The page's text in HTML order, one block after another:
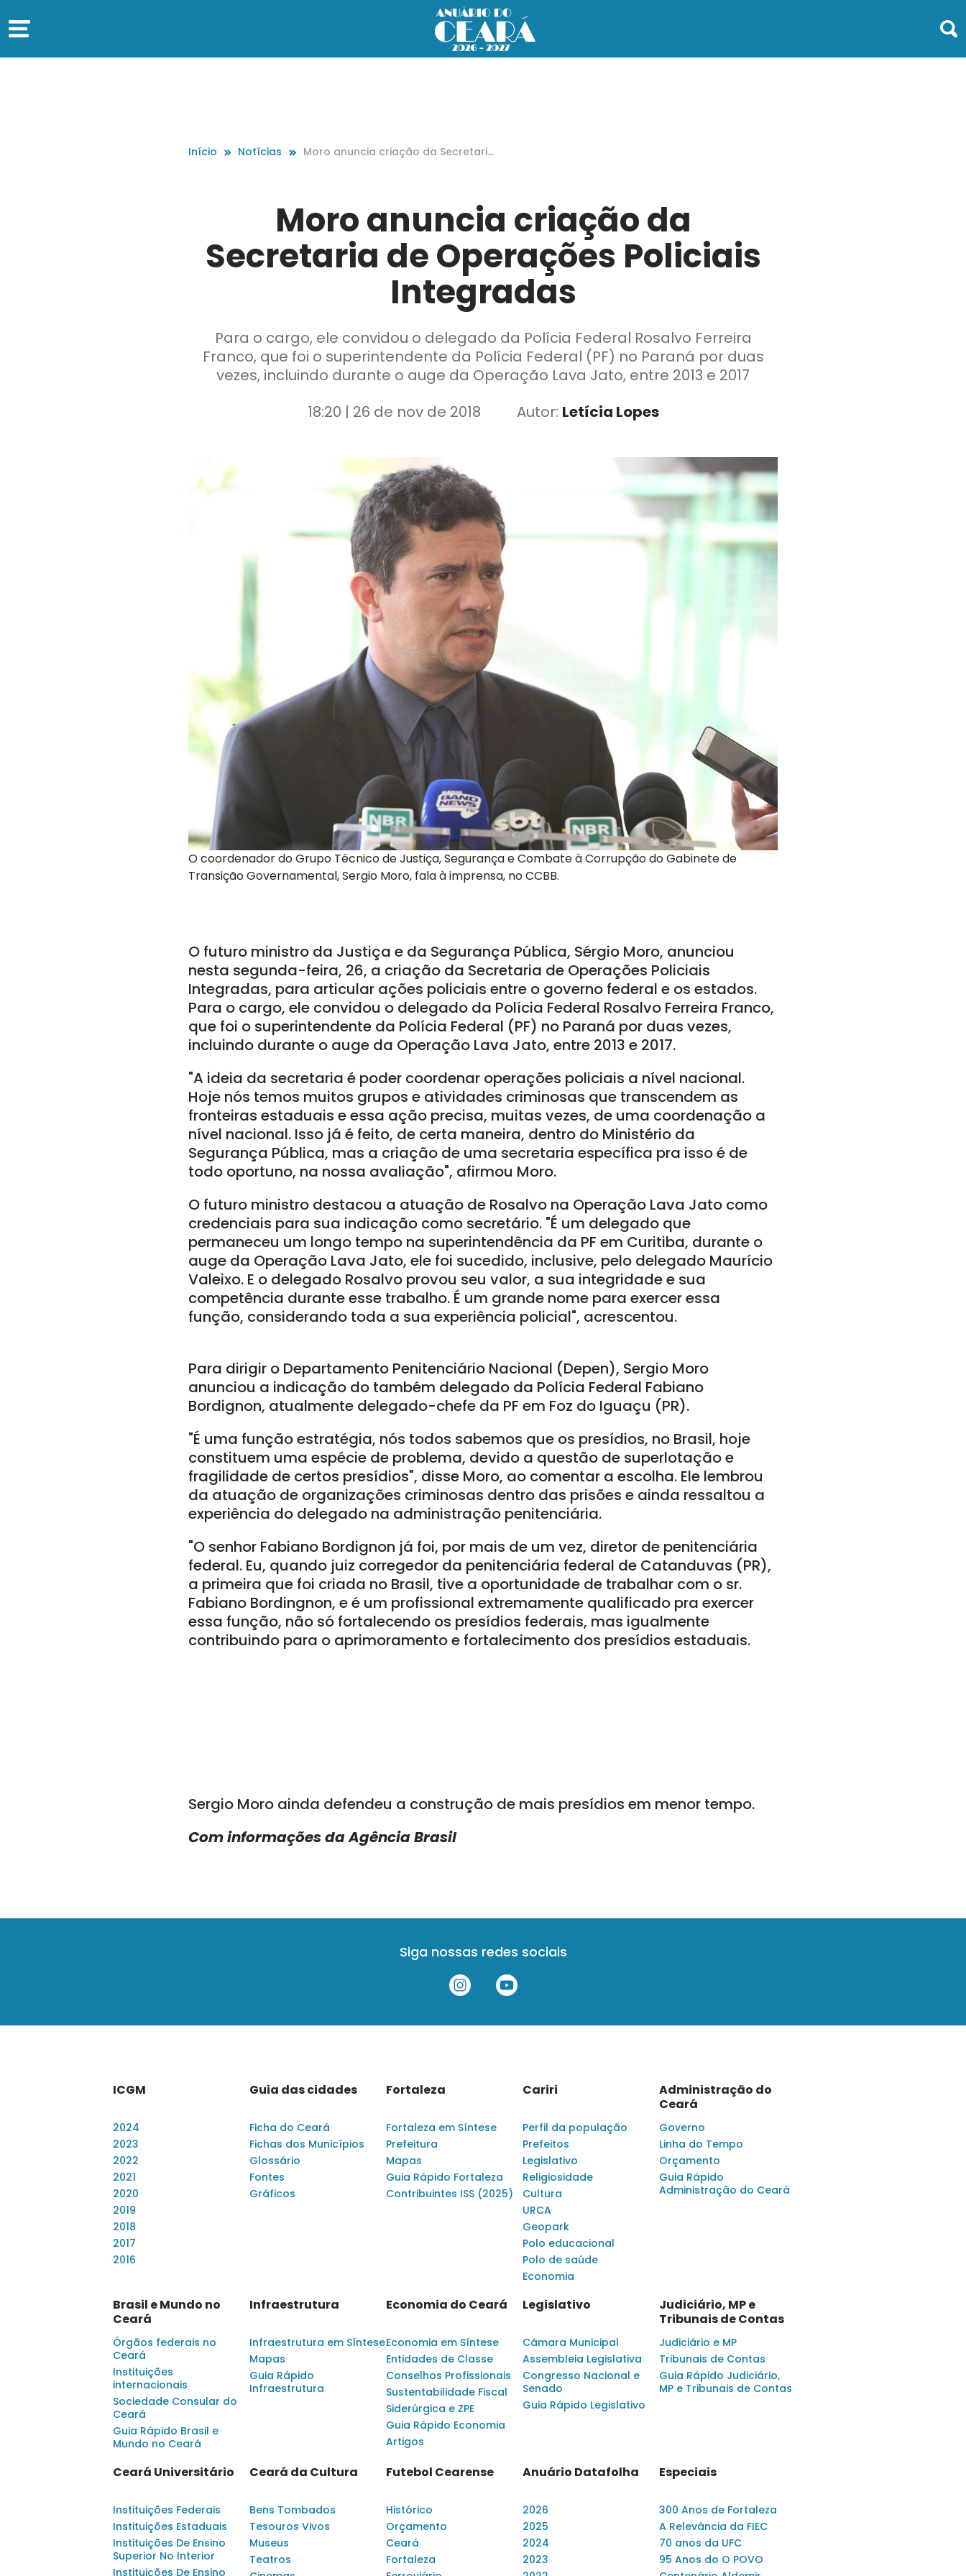
Início Notícias
Moro anuncia criação da Secretaria
Moro anuncia criação da
Secretaria de Operações Policiais
Integradas
Para o cargo, ele convidou o delegado da Polícia Federal Rosalvo Ferreira
Franco, que foi o superintendente da Polícia Federal (PF) no Paraná por duas
vezes, incluindo durante o auge da Operação Lava Jato, entre 2013 e 2017
18:20 | 26 de nov de 2018
Autor: Letícia Lopes
O coordenador do Grupo Técnico de Justiça, Segurança e Combate à Corrupção do Gabinete de
Transição Governamental, Sergio Moro, fala à imprensa, no CCBB.
O futuro ministro da Justiça e da Segurança Pública, Sérgio Moro, anunciou
nesta segunda-feira, 26, a criação da Secretaria de Operações Policiais
Integradas, para articular ações policiais entre o governo federal e os estados.
Para o cargo, ele convidou o delegado da Polícia Federal Rosalvo Ferreira Franco,
que foi o superintendente da Polícia Federal (PF) no Paraná por duas vezes,
incluindo durante o auge da Operação Lava Jato, entre 2013 e 2017.
"A ideia da secretaria é poder coordenar operações policiais a nível nacional.
Hoje nós temos muitos grupos e atividades criminosas que transcendem as
fronteiras estaduais e essa ação precisa, muitas vezes, de uma coordenação a
nível nacional. Isso já é feito, de certa maneira, dentro do Ministério da
Segurança Pública, mas a criação de uma secretaria específica pra isso é de
todo oportuno, na nossa avaliação", afirmou Moro.
O futuro ministro destacou a atuação de Rosalvo na Operação Lava Jato como
credenciais para sua indicação como secretário. "É um delegado que
permaneceu um longo tempo na superintendência da PF em Curitiba, durante o
auge da Operação Lava Jato, ele foi sucedido, inclusive, pelo delegado Maurício
Valeixo. E o delegado Rosalvo provou seu valor, a sua integridade e sua
competência durante esse trabalho. É um grande nome para exercer essa
função, considerando toda a sua experiência policial", acrescentou.
Para dirigir o Departamento Penitenciário Nacional (Depen), Sergio Moro
anunciou a indicação do também delegado da Polícia Federal Fabiano
Bordignon, atualmente delegado-chefe da PF em Foz do Iguaçu (PR).
"É uma função estratégia, nós todos sabemos que os presídios, no Brasil, hoje
constituem uma espécie de problema, devido a questão de superlotação e
fragilidade de certos presídios", disse Moro, ao comentar a escolha. Ele lembrou
da atuação de organizações criminosas dentro das prisões e ainda ressaltou a
experiência do delegado na administração penitenciária.
"O senhor Fabiano Bordignon já foi, por mais de um vez, diretor de penitenciária
federal. Eu, quando juiz corregedor da penitenciária federal de Catanduvas (PR),
a primeira que foi criada no Brasil, tive a oportunidade de trabalhar com o sr.
Fabiano Bordingnon, e é um profissional extremamente qualificado pra exercer
essa função, não só fortalecendo os presídios federais, mas igualmente
contribuindo para o aprimoramento e fortalecimento dos presídios estaduais.
Sergio Moro ainda defendeu a construção de mais presídios em menor tempo.
Com informações da Agência Brasil
Siga nossas redes sociais
ICGM
2024
2023
2022
2021
2020
2019
2018
2017
2016
Guia das cidades
Ficha do Ceará
Fichas dos Municípios
Glossário
Fontes
Gráficos
Fortaleza
Fortaleza em Síntese
Prefeitura
Mapas
Guia Rápido Fortaleza
Contribuintes ISS (2025)
Cariri
Perfil da população
Prefeitos
Legislativo
Religiosidade
Cultura
URCA
Geopark
Polo educacional
Polo de saúde
Economia
Administração do
Ceará
Governo
Linha do Tempo
Orçamento
Guia Rápido
Administração do Ceará
Brasil e Mundo no
Ceará
Órgãos federais no
Ceará
Instituições
internacionais
Sociedade Consular do
Ceará
Guia Rápido Brasil e
Mundo no Ceará
Infraestrutura
Infraestrutura em Síntese
Mapas
Guia Rápido
Infraestrutura
Economia do Ceará
Economia em Síntese
Entidades de Classe
Conselhos Profissionais
Sustentabilidade Fiscal
Siderúrgica e ZPE
Guia Rápido Economia
Artigos
Legislativo
Câmara Municipal
Assembleia Legislativa
Congresso Nacional e
Senado
Guia Rápido Legislativo
Judiciário, MP e
Tribunais de Contas
Judiciário e MP
Tribunais de Contas
Guia Rápido Judiciário,
MP e Tribunais de Contas
Ceará Universitário
Instituições Federais
Instituições Estaduais
Instituições De Ensino
Superior No Interior
Instituições De Ensino
Ceará da Cultura
Bens Tombados
Tesouros Vivos
Museus
Teatros
Futebol Cearense
Histórico
Orçamento
Ceará
Fortaleza
Anuário Datafolha
2026
2025
2024
2023
Especiais
300 Anos de Fortaleza
A Relevância da FIEC
70 anos da UFC
95 Anos do O POVO